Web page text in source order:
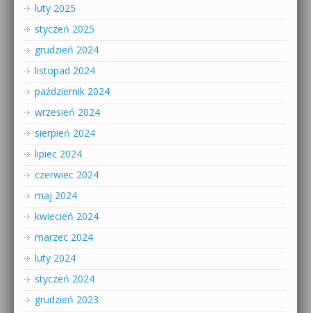
luty 2025
styczeń 2025
grudzień 2024
listopad 2024
październik 2024
wrzesień 2024
sierpień 2024
lipiec 2024
czerwiec 2024
maj 2024
kwiecień 2024
marzec 2024
luty 2024
styczeń 2024
grudzień 2023